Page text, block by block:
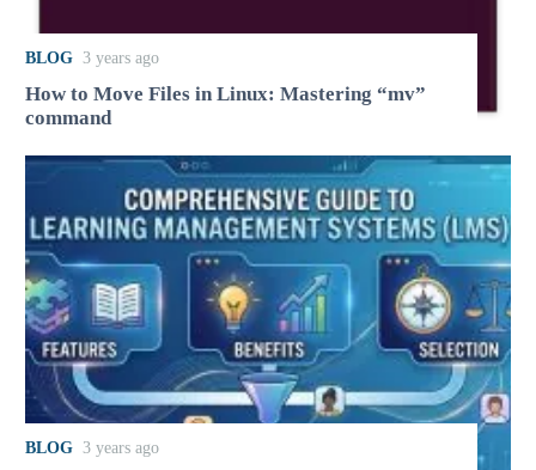
BLOG 3 years ago
How to Move Files in Linux: Mastering “mv”
command
BLOG 3 years ago